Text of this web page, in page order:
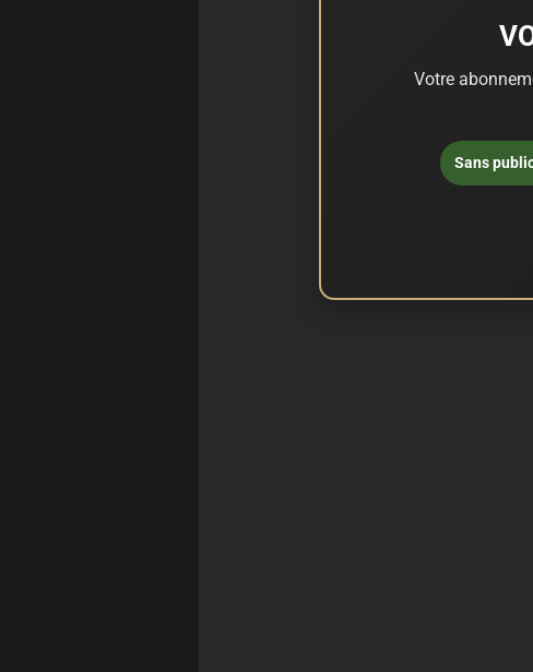
Votre
Sans